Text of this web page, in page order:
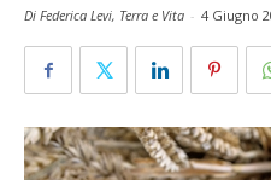
Di Federica Levi, Terra e Vita - 4 Giugno